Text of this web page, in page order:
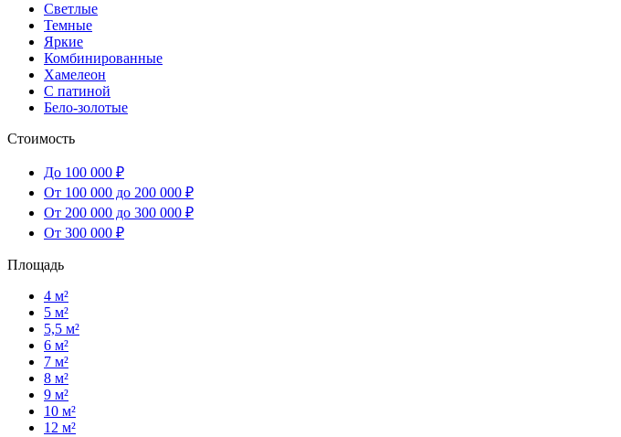
Светлые
Темные
Яркие
Комбинированные
Хамелеон
С патиной
Бело-золотые
Стоимость
До 100 000 ₽
От 100 000 до 200 000 ₽
От 200 000 до 300 000 ₽
От 300 000 ₽
Площадь
4 м²
5 м²
5,5 м²
6 м²
7 м²
8 м²
9 м²
10 м²
12 м²